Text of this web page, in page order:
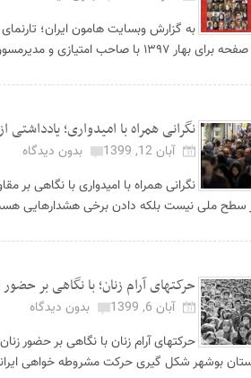
به گزارش وبسایت هامون ایران؛
نگرانی همراه با امیدواری؛
آبان 12, 1399
بدون دیدگاه
نگرانی همراه با امیدواری با نگاهی
سطح ملی نیست بلکه دادن برخی هشدارهایی
حرکتهای آرام زنان؛ با نگاهی بر
آبان 6, 1399
بدون دیدگاه
حرکتهای آرام زنان با نگاهی بر حضور
بوشهر شکل گیری حرکت مشروطه خواهی